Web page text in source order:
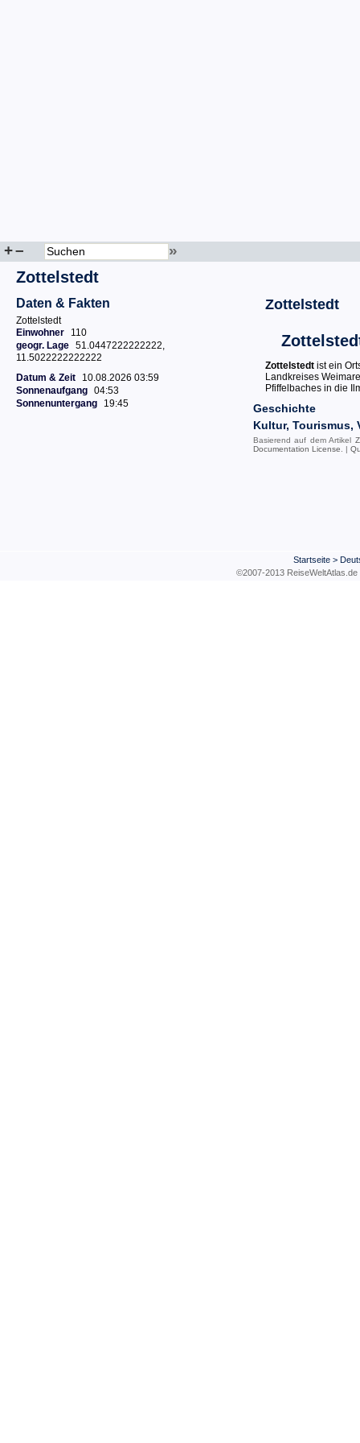
+– »
Zottelstedt
Daten & Fakten
Zottelstedt
Einwohner
110
geogr. Lage 51.0447222222222,
11.5022222222222
Datum & Zeit
10.08.2026 03:59
Sonnenaufgang 04:53
Sonnenuntergang
19:45
Zottelstedt
Zottelstedt ist ein
Landkreises
Pfiffelbaches in die
Geschichte
Kultur, Tourismus,
Basierend auf dem Artikel
Documentation License . |
Startseite >
©2007-2013